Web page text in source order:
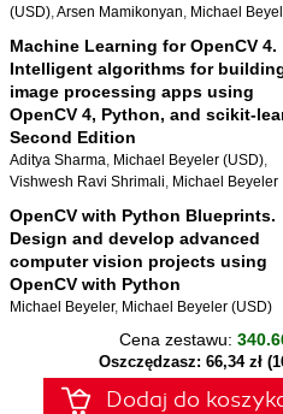
(USD),Arsen Mamikonyan, Michael
Machine Learning for OpenCV 4.
Intelligent algorithms for
image processing apps using
OpenCV 4, Python, and scikit-
Second Edition
Aditya Sharma, Michael Beyeler (USD),
Vishwesh Ravi Shrimali, Michael Beyeler
OpenCV with Python Blueprints.
Design and develop advanced
computer vision projects using
OpenCV with Python
Michael Beyeler, Michael Beyeler (USD)
Cena zestawu:
Oszczędzasz: 66,34 zł
Dodaj do